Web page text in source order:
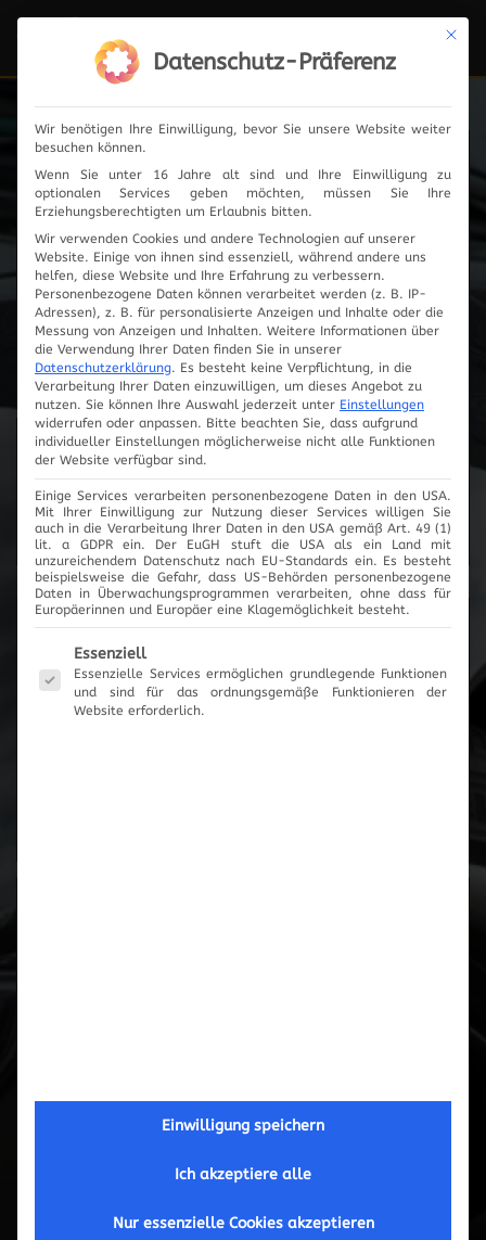
Fahrzeugauswahl
Innovationen
Cartronic Innovationen
Produktanfrage
Es wurden keine Artikel vorgemerkt
Mit
Datenschutz-Präferenz
Wir benötigen Ihre Einwilligung, bevor Sie unsere Website weiter
besuchen können.
Wenn Sie unter 16 Jahre alt sind und Ihre Einwilligung zu
optionalen Services geben möchten, müssen Sie Ihre
Erziehungsberechtigten um Erlaubnis bitten.
Wir verwenden Cookies und andere Technologien auf unserer
Website. Einige von ihnen sind essenziell, während andere uns
helfen, diese Website und Ihre Erfahrung zu verbessern.
Personenbezogene Daten können verarbeitet werden (z. B. IP-
Adressen), z. B. für personalisierte Anzeigen und Inhalte oder die
Messung von Anzeigen und Inhalten. Weitere Informationen über
die Verwendung Ihrer Daten finden Sie in unserer
Datenschutzerklärung. Es besteht keine Verpflichtung, in die
Verarbeitung Ihrer Daten einzuwilligen, um dieses Angebot zu
nutzen. Sie können Ihre Auswahl jederzeit unter Einstellungen
widerrufen oder anpassen. Bitte beachten Sie, dass aufgrund
individueller Einstellungen möglicherweise nicht alle Funktionen
der Website verfügbar sind.
Einige Services verarbeiten personenbezogene Daten in den USA.
Mit Ihrer Einwilligung zur Nutzung dieser Services willigen Sie
auch in die Verarbeitung Ihrer Daten in den USA gemäß Art. 49 (1)
lit. a GDPR ein. Der EuGH stuft die USA als ein Land mit
unzureichendem Datenschutz nach EU-Standards ein. Es besteht
beispielsweise die Gefahr, dass US-Behörden personenbezogene
Daten in Überwachungsprogrammen verarbeiten, ohne dass für
Europäerinnen und Europäer eine Klagemöglichkeit besteht.
Es folgt eine Liste der Service-Gruppen, für die eine
Essenziell
Essenzielle Services ermöglichen grundlegende Funktionen
und sind für das ordnungsgemäße Funktionieren der
Website erforderlich.
Einwilligung speichern
Ich akzeptiere alle
Nur essenzielle Cookies akzeptieren